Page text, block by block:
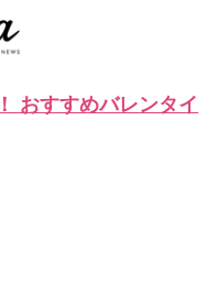
おすすめバレンタイ